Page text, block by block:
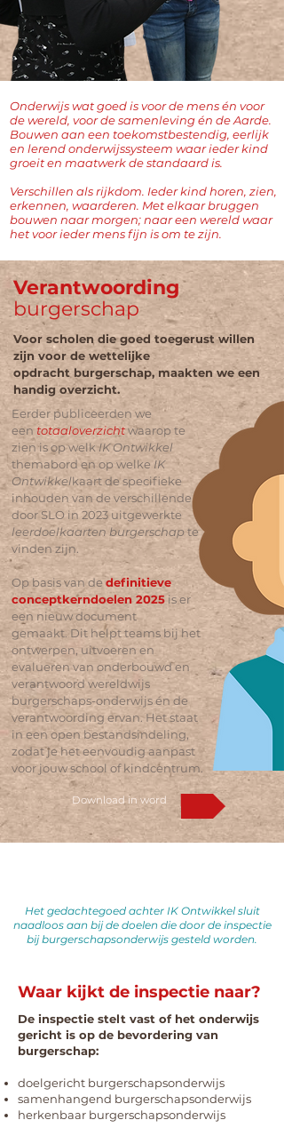
Onderwijs wat goed is voor de mens én voor
de wereld, voor de samenleving én de Aarde.
Bouwen aan een toekomstbestendig, eerlijk
en lerend onderwijssysteem waar ieder kind
groeit en maatwerk de standaard is.
Verschillen als rijkdom. Ieder kind horen, zien,
erkennen, waarderen. Met elkaar bruggen
bouwen naar morgen; naar een wereld waar
het voor ieder mens fijn is om te zijn.
Verantwoording
burgerschap
Eerder publiceerden we
een totaaloverzichtwaarop te
zien is op welkIK Ontwikkel
themabord en op welkeIK
Ontwikkelkaart de specifieke
inhouden van de verschillende
door SLO in 2023 uitgewerkte
leerdoelkaarten burgerschapte
vinden zijn.
Op basis van dedefinitieve
conceptkerndoelen 2025 is er
een nieuw document
gemaakt. Dit helpt teams bij het
ontwerpen, uitvoeren en
evalueren van onderbouwd en
verantwoord wereldwijs
burgerschaps-onderwijs én de
verantwoording ervan.Het staat
in een open bestandsindeling,
zodat je het eenvoudig aanpast
voor jouw school of kindcentrum.
Voor scholen diegoed toegerustwillen
zijn voor de wettelijke
opdracht burgerschap, maakten we een
handig overzicht.
Download in word
Het gedachtegoed achter IK Ontwikkel sluit
naadloos aan bij de doelen die door de inspectie
bij burgerschapsonderwijs gesteld worden.
Waar kijkt de inspectie naar?
De inspectie stelt vast of het onderwijs
gericht is op de bevordering van
burgerschap:
doelgericht burgerschapsonderwijs
samenhangend burgerschapsonderwijs
herkenbaar burgerschapsonderwijs